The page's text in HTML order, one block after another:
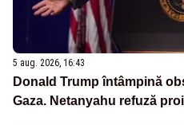
5 aug. 2026, 16:43
Donald Trump întâmpină
Gaza. Netanyahu refuză